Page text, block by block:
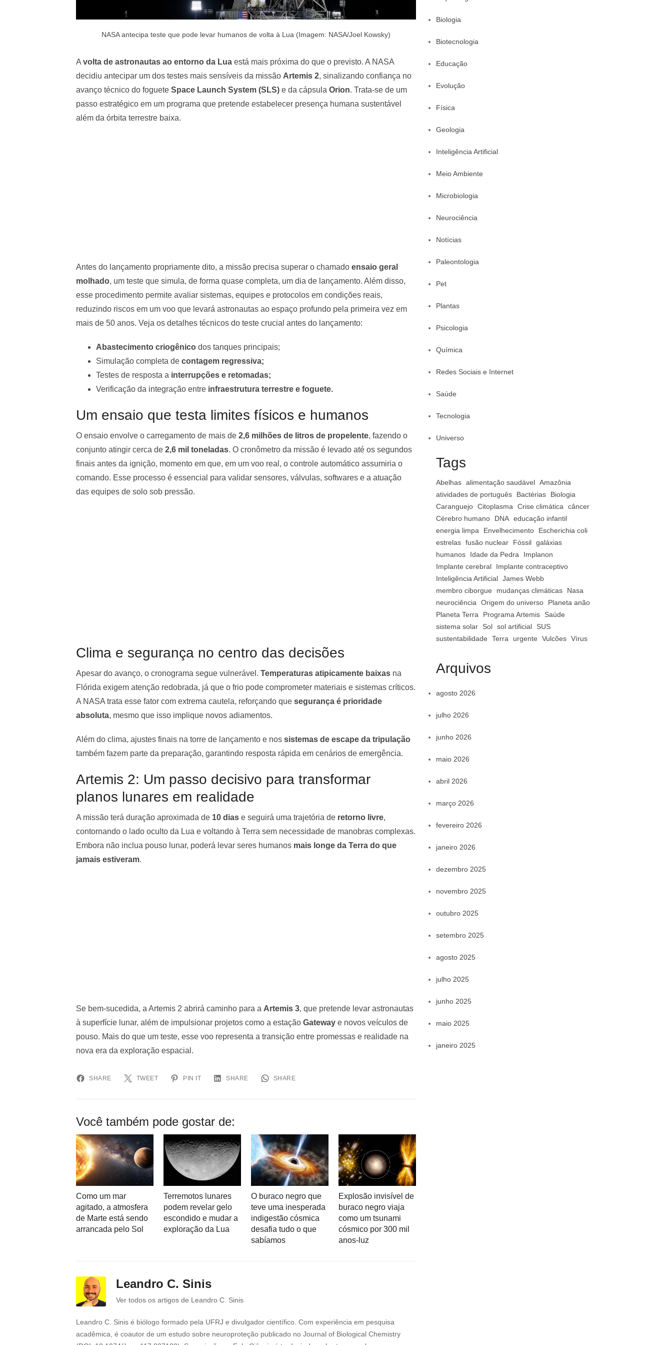
NASA antecipa teste que pode levar humanos de volta à Lua (Imagem: NASA/Joel Kowsky)
A volta de astronautas ao entorno da Lua está mais próxima do que o previsto. A NASA
decidiu antecipar um dos testes mais sensíveis da missão Artemis 2, sinalizando confiança no
avanço técnico do foguete Space Launch System (SLS) e da cápsula Orion. Trata-se de um
passo estratégico em um programa que pretende estabelecer presença humana sustentável
além da órbita terrestre baixa.
Antes do lançamento propriamente dito, a missão precisa superar o chamado ensaio geral
molhado, um teste que simula, de forma quase completa, um dia de lançamento. Além disso,
esse procedimento permite avaliar sistemas, equipes e protocolos em condições reais,
reduzindo riscos em um voo que levará astronautas ao espaço profundo pela primeira vez em
mais de 50 anos. Veja os detalhes técnicos do teste crucial antes do lançamento:
Abastecimento criogênico dos tanques principais;
Simulação completa de contagem regressiva;
Testes de resposta a interrupções e retomadas;
Verificação da integração entre infraestrutura terrestre e foguete.
Um ensaio que testa limites físicos e humanos
O ensaio envolve o carregamento de mais de 2,6 milhões de litros de propelente, fazendo o
conjunto atingir cerca de 2,6 mil toneladas. O cronômetro da missão é levado até os segundos
finais antes da ignição, momento em que, em um voo real, o controle automático assumiria o
comando. Esse processo é essencial para validar sensores, válvulas, softwares e a atuação
das equipes de solo sob pressão.
Clima e segurança no centro das decisões
Apesar do avanço, o cronograma segue vulnerável. Temperaturas atipicamente baixas na
Flórida exigem atenção redobrada, já que o frio pode comprometer materiais e sistemas críticos.
A NASA trata esse fator com extrema cautela, reforçando que segurança é prioridade
absoluta, mesmo que isso implique novos adiamentos.
Além do clima, ajustes finais na torre de lançamento e nos sistemas de escape da tripulação
também fazem parte da preparação, garantindo resposta rápida em cenários de emergência.
Artemis 2: Um passo decisivo para transformar
planos lunares em realidade
A missão terá duração aproximada de 10 dias e seguirá uma trajetória de retorno livre,
contornando o lado oculto da Lua e voltando à Terra sem necessidade de manobras complexas.
Embora não inclua pouso lunar, poderá levar seres humanos mais longe da Terra do que
jamais estiveram.
Se bem-sucedida, a Artemis 2 abrirá caminho para a Artemis 3, que pretende levar astronautas
à superfície lunar, além de impulsionar projetos como a estação Gateway e novos veículos de
pouso. Mais do que um teste, esse voo representa a transição entre promessas e realidade na
nova era da exploração espacial.
SHARE TWEET PIN IT SHARE SHARE
Você também pode gostar de:
Como um mar
agitado, a atmosfera
de Marte está sendo
arrancada pelo Sol
Terremotos lunares
podem revelar gelo
escondido e mudar a
exploração da Lua
O buraco negro que
teve uma inesperada
indigestão cósmica
desafia tudo o que
sabíamos
Explosão invisível de
buraco negro viaja
como um tsunami
cósmico por 300 mil
anos-luz
Leandro C. Sinis
Ver todos os artigos de Leandro C. Sinis
Leandro C. Sinis é biólogo formado pela UFRJ e divulgador científico. Com experiência em pesquisa
acadêmica, é coautor de um estudo sobre neuroproteção publicado no Journal of Biological Chemistry
Biologia
Biotecnologia
Educação
Evolução
Física
Geologia
Inteligência Artificial
Meio Ambiente
Microbiologia
Neurociência
Notícias
Paleontologia
Pet
Plantas
Psicologia
Química
Redes Sociais e Internet
Saúde
Tecnologia
Universo
Tags
Abelhas alimentação saudável Amazônia
atividades de português
Bactérias
Biologia
Caranguejo Citoplasma Crise climática
câncer
Cérebro humano
DNA educação infantil
energia limpa
Envelhecimento
Escherichia coli
estrelas fusão nuclear Fóssil galáxias
humanos
Idade da Pedra
Implanon
Implante cerebral
Implante contraceptivo
Inteligência Artificial James Webb
membro ciborgue
mudanças climáticas
Nasa
neurociência
Origem do universo
Planeta anão
Planeta Terra
Programa Artemis
Saúde
sistema solar
Sol sol artificial
SUS
sustentabilidade
Terra urgente Vulcões Vírus
Arquivos
agosto 2026
julho 2026
junho 2026
maio 2026
abril 2026
março 2026
fevereiro 2026
janeiro 2026
dezembro 2025
novembro 2025
outubro 2025
setembro 2025
agosto 2025
julho 2025
junho 2025
maio 2025
janeiro 2025